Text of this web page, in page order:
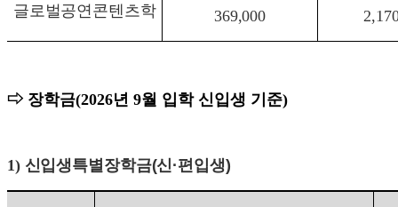
글로벌공연콘텐츠학 369,000
⇨ 장학금(2026년 9월 입학 신입생 기준)
1) 신입생특별장학금(신·편입생)